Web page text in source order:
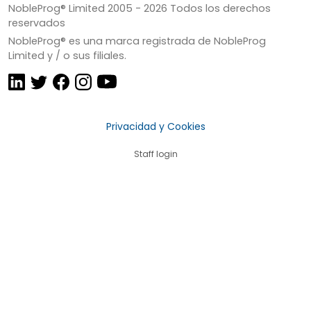
NobleProg® Limited 2005 - 2026 Todos los derechos
reservados
NobleProg® es una marca registrada de NobleProg
Limited y / o sus filiales.
Privacidad y Cookies
Staff login